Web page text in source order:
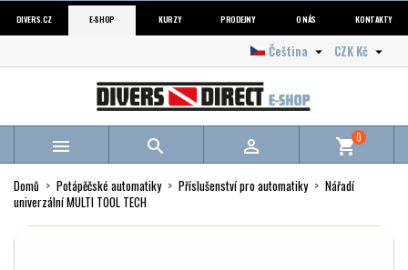
DIVERS.CZ E-SHOP KURZY PRODEJNY O NÁS KONTAKTY
CZK Kč 
Čeština 
   shopping_cart0
Domů Potápěčské automatiky Příslušenství pro automatiky
Nářadí
univerzální MULTI TOOL TECH